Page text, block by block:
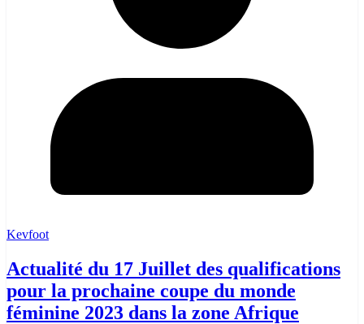
Kevfoot
Actualité du 17 Juillet des qualifications
pour la prochaine coupe du monde
féminine 2023 dans la zone Afrique